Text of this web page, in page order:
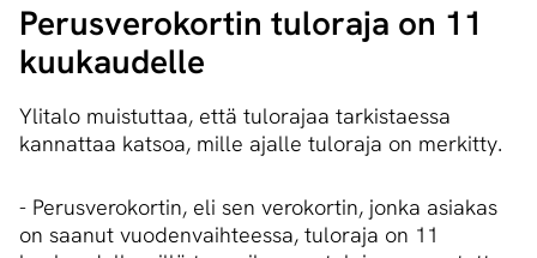
Perusverokortin tuloraja on 11
kuukaudelle
Ylitalo muistuttaa, että tulorajaa tarkistaessa
kannattaa katsoa, mille ajalle tuloraja on merkitty.
- Perusverokortin, eli sen verokortin, jonka asiakas
on saanut vuodenvaihteessa, tuloraja on 11